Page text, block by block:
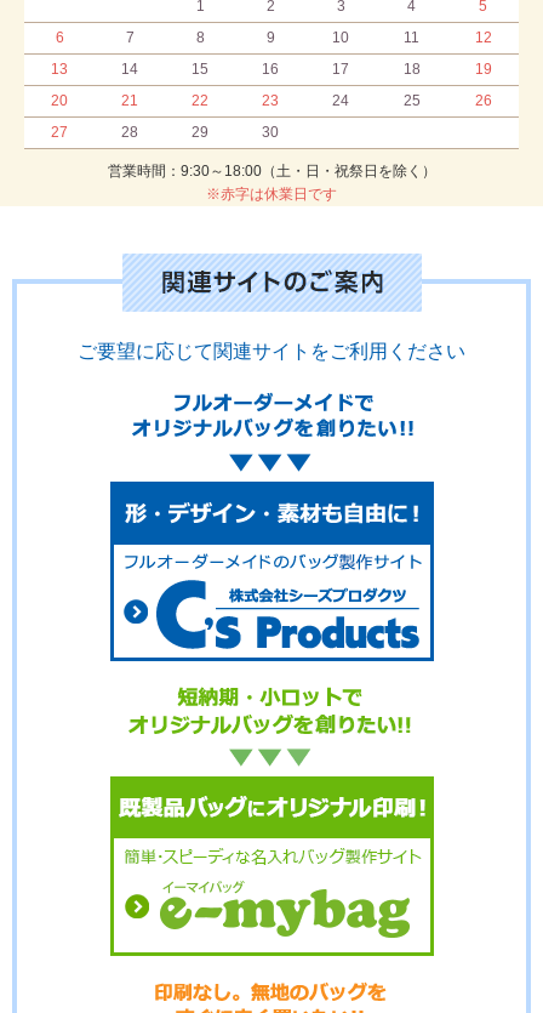
1
2 3 4
5
6
7 8 9 10 11
12
13
14 15 16 17 18
19
20
21 22 23 24 25
26
27
28 29 30
営業時間：9:30～18:00（土・日・祝祭日を除く）
※赤字は休業日です
ご要望に応じて関連サイトをご利用ください